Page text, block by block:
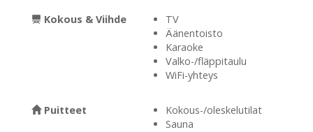
Kokous & Viihde
TV
Äänentoisto
Karaoke
Valko-/fläppitaulu
WiFi-yhteys
Puitteet
Kokous-/oleskelutilat
Sauna